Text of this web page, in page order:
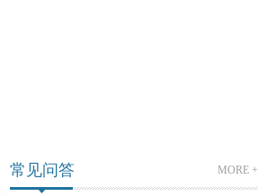
MORE +
常见问答